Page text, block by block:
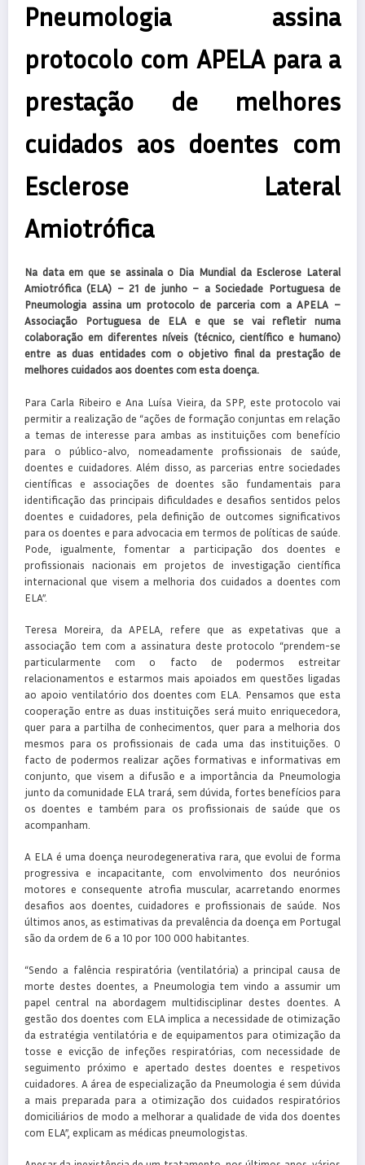
Pneumologia assina
protocolo com APELA para a
prestação de melhores
cuidados aos doentes com
Esclerose Lateral
Amiotrófica
Na data em que se assinala o Dia Mundial da Esclerose Lateral
Amiotrófica (ELA) – 21 de junho – a Sociedade Portuguesa de
Pneumologia assina um protocolo de parceria com a APELA –
Associação Portuguesa de ELA e que se vai refletir numa
colaboração em diferentes níveis (técnico, científico e humano)
entre as duas entidades com o objetivo final da prestação de
melhores cuidados aos doentes com esta doença.
Para Carla Ribeiro e Ana Luísa Vieira, da SPP, este protocolo vai
permitir a realização de “ações de formação conjuntas em relação
a temas de interesse para ambas as instituições com benefício
para o público-alvo, nomeadamente profissionais de saúde,
doentes e cuidadores. Além disso, as parcerias entre sociedades
científicas e associações de doentes são fundamentais para
identificação das principais dificuldades e desafios sentidos pelos
doentes e cuidadores, pela definição de outcomes significativos
para os doentes e para advocacia em termos de políticas de saúde.
Pode, igualmente, fomentar a participação dos doentes e
profissionais nacionais em projetos de investigação científica
internacional que visem a melhoria dos cuidados a doentes com
ELA”.
Teresa Moreira, da APELA, refere que as expetativas que a
associação tem com a assinatura deste protocolo “prendem-se
particularmente com o facto de podermos estreitar
relacionamentos e estarmos mais apoiados em questões ligadas
ao apoio ventilatório dos doentes com ELA. Pensamos que esta
cooperação entre as duas instituições será muito enriquecedora,
quer para a partilha de conhecimentos, quer para a melhoria dos
mesmos para os profissionais de cada uma das instituições. O
facto de podermos realizar ações formativas e informativas em
conjunto, que visem a difusão e a importância da Pneumologia
junto da comunidade ELA trará, sem dúvida, fortes benefícios para
os doentes e também para os profissionais de saúde que os
acompanham.
A ELA é uma doença neurodegenerativa rara, que evolui de forma
progressiva e incapacitante, com envolvimento dos neurónios
motores e consequente atrofia muscular, acarretando enormes
desafios aos doentes, cuidadores e profissionais de saúde. Nos
últimos anos, as estimativas da prevalência da doença em Portugal
são da ordem de 6 a 10 por 100 000 habitantes.
“Sendo a falência respiratória (ventilatória) a principal causa de
morte destes doentes, a Pneumologia tem vindo a assumir um
papel central na abordagem multidisciplinar destes doentes. A
gestão dos doentes com ELA implica a necessidade de otimização
da estratégia ventilatória e de equipamentos para otimização da
tosse e evicção de infeções respiratórias, com necessidade de
seguimento próximo e apertado destes doentes e respetivos
cuidadores. A área de especialização da Pneumologia é sem dúvida
a mais preparada para a otimização dos cuidados respiratórios
domiciliários de modo a melhorar a qualidade de vida dos doentes
com ELA”, explicam as médicas pneumologistas.